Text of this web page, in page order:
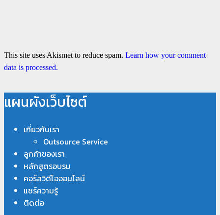
This site uses Akismet to reduce spam. Learn how your comment
data is processed.
แผนผังเว็บไซต์
เกี่ยวกับเรา
Outsource Service
ลูกค้าของเรา
หลักสูตรอบรม
คอร์สวิดีโอออนไลน์
แชร์ความรู้
ติดต่อ